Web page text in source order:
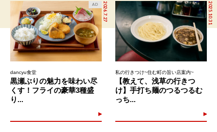
2026.7.27
AD
dancyu食堂
黒瀬ぶりの魅力を味わい尽
くす！フライの豪華3種盛
り...
2025.10.31
私の行きつけ~住む町の旨い店案内~
【教えて、浅草の行きつ
け】手打ち麺のつるつるむ
っち...